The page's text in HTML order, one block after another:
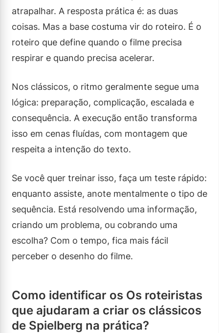
atrapalhar. A resposta prática é: as duas
coisas. Mas a base costuma vir do roteiro. É o
roteiro que define quando o filme precisa
respirar e quando precisa acelerar.
Nos clássicos, o ritmo geralmente segue uma
lógica: preparação, complicação, escalada e
consequência. A execução então transforma
isso em cenas fluídas, com montagem que
respeita a intenção do texto.
Se você quer treinar isso, faça um teste rápido:
enquanto assiste, anote mentalmente o tipo de
sequência. Está resolvendo uma informação,
criando um problema, ou cobrando uma
escolha? Com o tempo, fica mais fácil
perceber o desenho do filme.
Como identificar os Os roteiristas
que ajudaram a criar os clássicos
de Spielberg na prática?